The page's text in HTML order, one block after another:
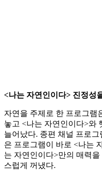
<나는 자연인이다> 진정성
자연을 주제로 한 프로그램
놓고 <나는 자연인이다>와
늘어났다. 종편 채널 프로
은 프로그램이 바로 <나는
는 자연인이다>만의 매력
스럽게 꺼냈다.